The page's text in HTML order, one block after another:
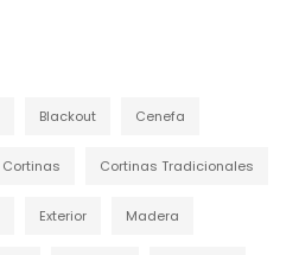
Blackout Cenefa
Cortinas Cortinas Tradicionales
Exterior Madera